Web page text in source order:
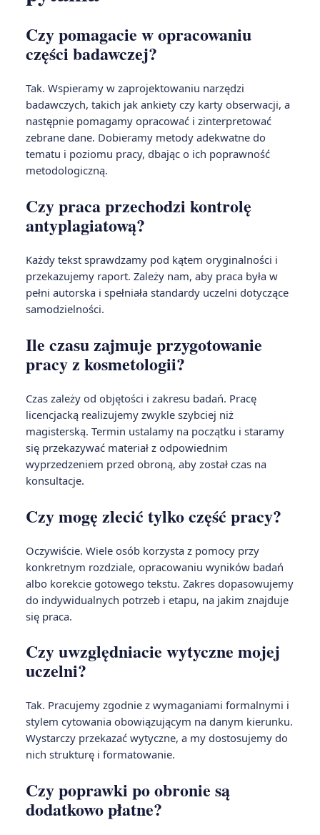
Czy pomagacie w opracowaniu
części badawczej?
Tak. Wspieramy w zaprojektowaniu narzędzi
badawczych, takich jak ankiety czy karty obserwacji, a
następnie pomagamy opracować i zinterpretować
zebrane dane. Dobieramy metody adekwatne do
tematu i poziomu pracy, dbając o ich poprawność
metodologiczną.
Czy praca przechodzi kontrolę
antyplagiatową?
Każdy tekst sprawdzamy pod kątem oryginalności i
przekazujemy raport. Zależy nam, aby praca była w
pełni autorska i spełniała standardy uczelni dotyczące
samodzielności.
Ile czasu zajmuje przygotowanie
pracy z kosmetologii?
Czas zależy od objętości i zakresu badań. Pracę
licencjacką realizujemy zwykle szybciej niż
magisterską. Termin ustalamy na początku i staramy
się przekazywać materiał z odpowiednim
wyprzedzeniem przed obroną, aby został czas na
konsultacje.
Czy mogę zlecić tylko część pracy?
Oczywiście. Wiele osób korzysta z pomocy przy
konkretnym rozdziale, opracowaniu wyników badań
albo korekcie gotowego tekstu. Zakres dopasowujemy
do indywidualnych potrzeb i etapu, na jakim znajduje
się praca.
Czy uwzględniacie wytyczne mojej
uczelni?
Tak. Pracujemy zgodnie z wymaganiami formalnymi i
stylem cytowania obowiązującym na danym kierunku.
Wystarczy przekazać wytyczne, a my dostosujemy do
nich strukturę i formatowanie.
Czy poprawki po obronie są
dodatkowo płatne?